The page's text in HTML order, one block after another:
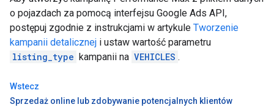
o pojazdach za pomocą interfejsu Google Ads API,
postępuj zgodnie z instrukcjami w artykule Tworzenie
kampanii detalicznej i ustaw wartość parametru
listing_type kampanii na VEHICLES .
Wstecz
Sprzedaż online lub zdobywanie potencjalnych klientów